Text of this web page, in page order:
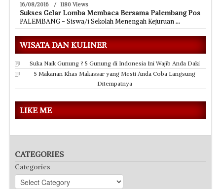
16/08/2016 / 1180 Views
Sukses Gelar Lomba Membaca Bersama Palembang Pos
PALEMBANG - Siswa/i Sekolah Menengah Kejuruan...
WISATA DAN KULINER
Suka Naik Gunung ? 5 Gunung di Indonesia Ini Wajib Anda Daki
5 Makanan Khas Makassar yang Mesti Anda Coba Langsung
Ditempatnya
LIKE ME
CATEGORIES
Categories